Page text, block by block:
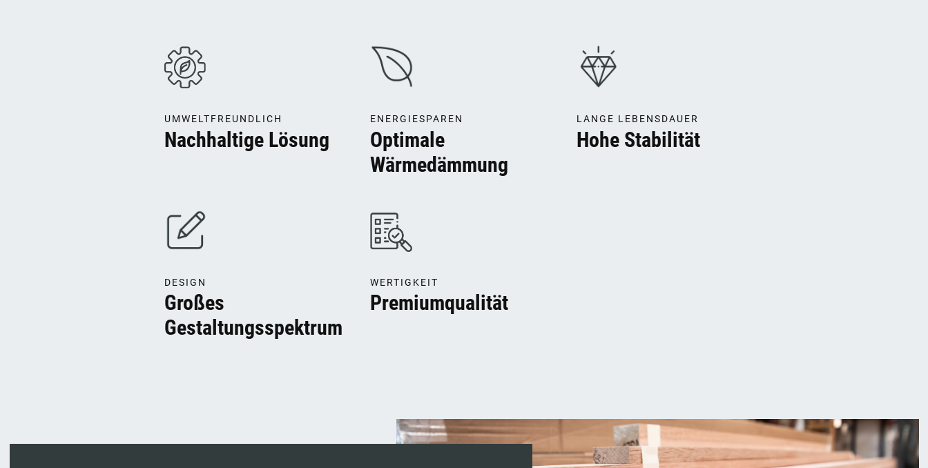
UMWELTFREUNDLICH
Nachhaltige Lösung
ENERGIESPAREN
Optimale
Wärmedämmung
LANGE LEBENSDAUER
Hohe Stabilität
DESIGN
Großes
Gestaltungsspektrum
WERTIGKEIT
Premiumqualität